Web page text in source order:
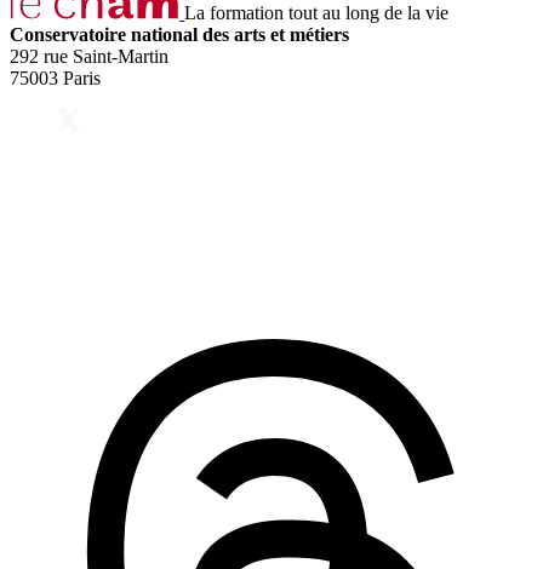
La formation tout au long de la vie
Conservatoire national des arts et métiers
292 rue Saint-Martin
75003 Paris